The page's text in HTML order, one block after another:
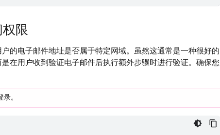
限
的电子邮件地址是否属于特定网域。虽然这通常是一种很好的
在用户收到验证电子邮件后执行额外步骤时进行验证。确保您
。